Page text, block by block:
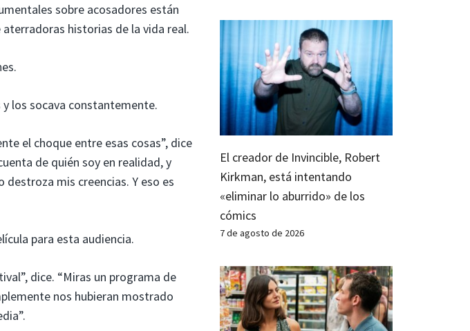
sobre acosadores están
historias de la vida real.
los socava constantemente.
el choque entre esas cosas”, dice
de quién soy en realidad, y
mis creencias. Y eso es
para esta audiencia.
dice. “Miras un programa de
nos hubieran mostrado
El creador de Invincible, Robert
Kirkman, está intentando
«eliminar lo aburrido» de los
cómics
7 de agosto de 2026